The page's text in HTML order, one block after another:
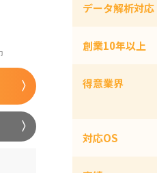
データ解析対応
創業10年以上
得意業界
対応OS